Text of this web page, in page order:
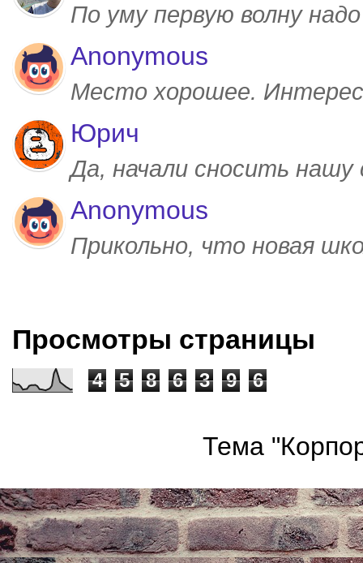
По уму первую волну
Anonymous
Место хорошее.
Юрич
Да, начали сносить
Anonymous
Прикольно, что новая
Просмотры страницы
4 5 8 6 3 9 6
Тема